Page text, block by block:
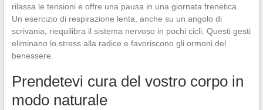
rilassa le tensioni e offre una pausa in una giornata frenetica.
Un esercizio di respirazione lenta, anche su un angolo di
scrivania, riequilibra il sistema nervoso in pochi cicli. Questi gesti
eliminano lo stress alla radice e favoriscono gli ormoni del
benessere.
Prendetevi cura del vostro corpo in
modo naturale